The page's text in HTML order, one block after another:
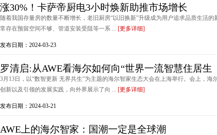
涨30%！卡萨帝厨电3小时焕新助推市场增长
随着我国存量房的数量不断增长，老旧厨房“以旧换新”升级成为用户追求品质生活
常存在预留空间不够、管道安装受阻等一系 ... [更多详细]
发布日期：2024-03-23
罗清启:从AWE看海尔如何向“世界一流智慧住居生
3月13日，以“数智更新 无界共生”为主题的海尔智家生态大会在上海举行。会上，
创新以及引领的发展实践，向外界展示了向 ... [更多详细]
发布日期：2024-03-21
AWE上的海尔智家：国潮一定是全球潮